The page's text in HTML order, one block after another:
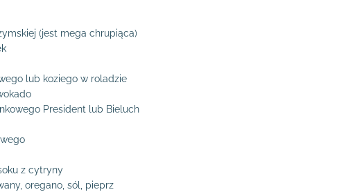
(jest mega chrupiąca)
lub koziego w roladzie
President lub Bieluch
z cytryny
oregano, sól, pieprz